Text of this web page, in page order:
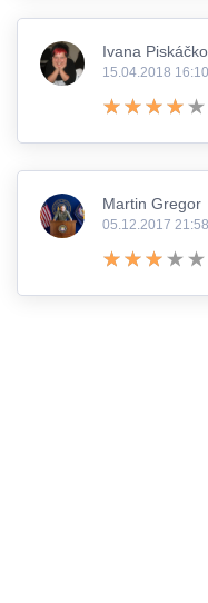
Ivana
15.04.2018 16:10
Martin Gregor
05.12.2017 21:58